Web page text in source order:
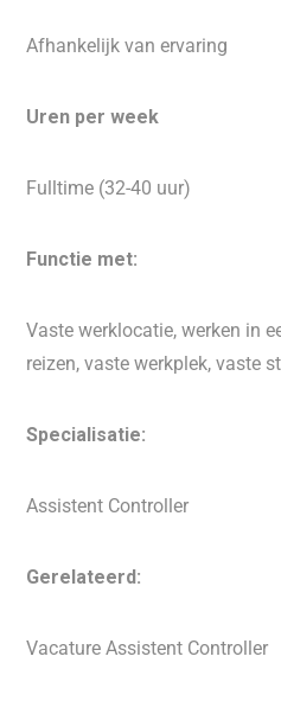
Afhankelijk van ervaring
Uren per week
Fulltime (32-40 uur)
Functie met:
Vaste werklocatie, werken in
reizen, vaste werkplek, vaste
Specialisatie:
Assistent Controller
Gerelateerd:
Vacature Assistent Controller